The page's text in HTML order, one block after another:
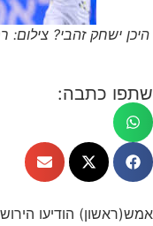
היכן ישחק זהבי?
שתפו כתבה:
אמש(ראשון) הודיעו הירושלמים